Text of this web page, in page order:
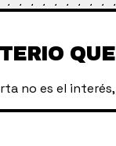
no es el